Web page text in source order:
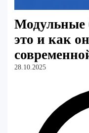
Модульные
это и как
28.10.2025